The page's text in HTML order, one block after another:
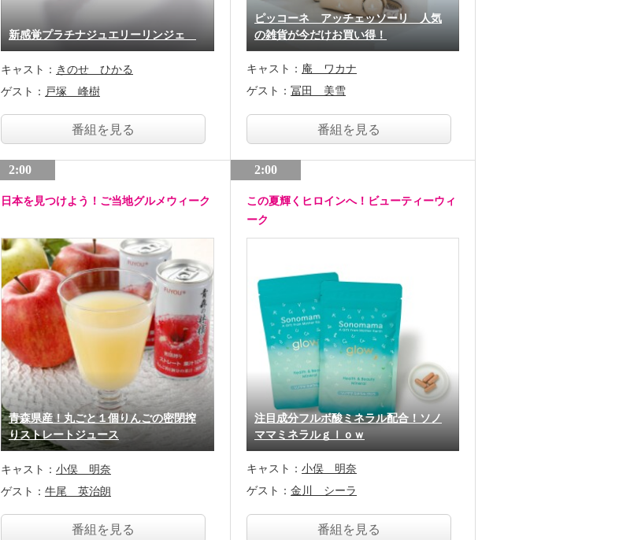
新感覚プラチナジュエリーリンジェ
キャスト： きのせ ひかる
ゲスト： 戸塚 峰樹
番組を見る
2:00
日本を見つけよう！ご当地グルメウィーク
青森県産！丸ごと１個りんごの密閉搾
りストレートジュース
キャスト： 小俣 明奈
ゲスト： 牛尾 英治朗
番組を見る
ピッコーネ アッチェッソーリ 人気
の雑貨が今だけお買い得！
キャスト： 庵 ワカナ
ゲスト： 冨田 美雪
番組を見る
2:00
この夏輝くヒロインへ！ビューティーウィ
ーク
注目成分フルボ酸ミネラル配合！ソノ
ママミネラルｇｌｏｗ
キャスト： 小俣 明奈
ゲスト： 金川 シーラ
番組を見る